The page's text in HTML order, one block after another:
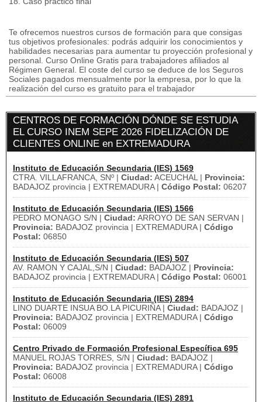
Te ofrecemos nuestros cursos de formación para que consigas
tus objetivos profesionales: podrás adquirir los conocimientos y
habilidades necesarias para aumentar tu proyección profesional y
personal. Curso Online Gratis para trabajadores afiliados al
Régimen General. El coste del curso se deduce de los Seguros
Sociales pagados mensualmente por la empresa, por lo que la
realización del curso es gratuito para el trabajador
CENTROS DE FORMACIÓN DÓNDE SE ESTUDIA
EL CURSO INEM SEPE 2026 FIDELIZACIÓN DE
CLIENTES ONLINE en EXTREMADURA
Instituto de Educación Secundaria (IES) 1569
CTRA. VILLAFRANCA, SNº | Ciudad: ACEUCHAL | Provincia:
BADAJOZ provincia | EXTREMADURA | Código Postal: 06207
Instituto de Educación Secundaria (IES) 1566
PEDRO MONAGO S/N | Ciudad: ARROYO DE SAN SERVAN |
Provincia: BADAJOZ provincia | EXTREMADURA | Código
Postal: 06850
Instituto de Educación Secundaria (IES) 507
AV. RAMON Y CAJAL,S/N | Ciudad: BADAJOZ | Provincia:
BADAJOZ provincia | EXTREMADURA | Código Postal: 06001
Instituto de Educación Secundaria (IES) 2894
LINO DUARTE INSUA BO.LA PICURIÑA | Ciudad: BADAJOZ |
Provincia: BADAJOZ provincia | EXTREMADURA | Código
Postal: 06009
Centro Privado de Formación Profesional Específica 695
MANUEL ROJAS TORRES, S/N | Ciudad: BADAJOZ |
Provincia: BADAJOZ provincia | EXTREMADURA | Código
Postal: 06008
Instituto de Educación Secundaria (IES) 2891